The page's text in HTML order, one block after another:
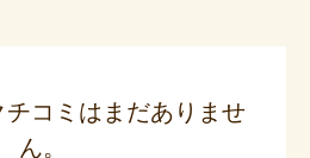
チコミはまだありませ
ん。